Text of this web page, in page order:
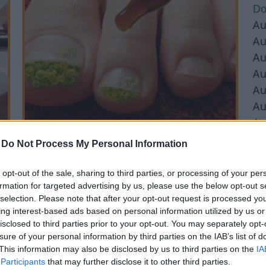
Do Not Process My Personal Information
opt-out of the sale, sharing to third parties, or processing of your
for targeted advertising by us, please use the below opt-out
Please note that after your opt-out request is processed
interest-based ads based on personal information utilized by us
to third parties prior to your opt-out. You may separately
of your personal information by third parties on the IAB’s list of
information may also be disclosed by us to third parties on the
that may further disclose it to other third parties.
Fungus Is A Parasite, And It Dies From
jó egészséget és rengeteg szép pillanatot!